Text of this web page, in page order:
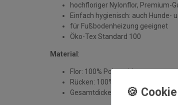
hochfloriger Nylonflor, Premium-
Einfach hygienisch: auch Hunde-
für Fußbodenheizung geeignet
Öko-Tex Standard 100
Material :
Flor: 100% Polyamid
Rücken: 100% Nitrilgummi
Gesamtdicke: ca. 7 mm